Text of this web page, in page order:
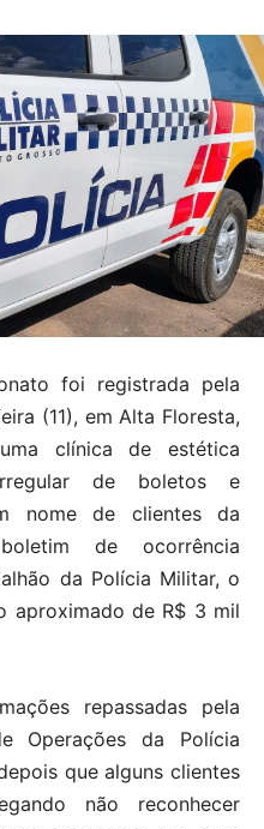
foi registrada pela
(11), em Alta Floresta,
clínica de estética
de boletos e
nome de clientes da
de ocorrência
da Polícia Militar, o
aproximado de R$ 3 mil
repassadas pela
Operações da Polícia
que alguns clientes
não reconhecer